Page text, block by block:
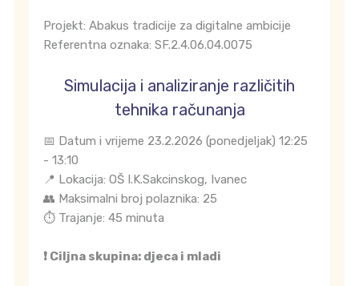
Projekt: Abakus tradicije za digitalne ambicije
Referentna oznaka: SF.2.4.06.04.0075
Simulacija i analiziranje različitih
tehnika računanja
📅 Datum i vrijeme 23.2.2026 (ponedjeljak) 12:25
- 13:10
📍 Lokacija: OŠ I.K.Sakcinskog, Ivanec
👥 Maksimalni broj polaznika: 25
⏱️ Trajanje: 45 minuta
❗ Ciljna skupina: djeca i mladi